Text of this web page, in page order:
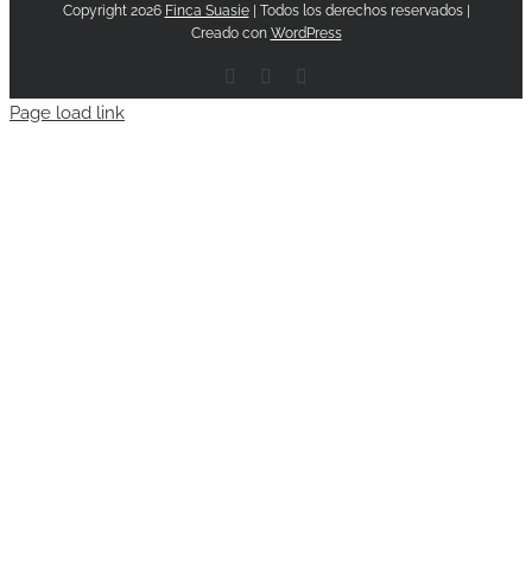
Copyright 2026 Finca Suasie| Todos los derechos reservados |
Creado con WordPress
Facebook
Email
Page load link